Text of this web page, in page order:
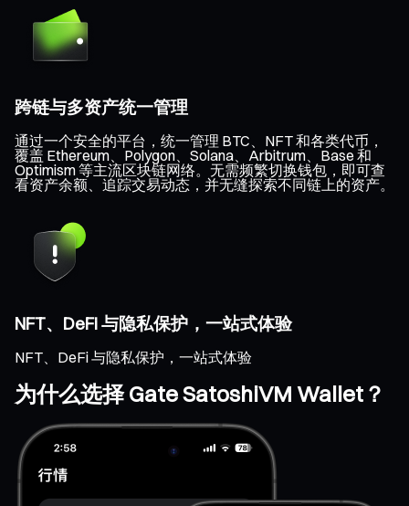
跨链与多资产统一管理
通过一个安全的平台，统一管理 BTC、NFT 和各类代币，
覆盖 Ethereum、Polygon、Solana、Arbitrum、Base 和
Optimism 等主流区块链网络。无需频繁切换钱包，即可查
看资产余额、追踪交易动态，并无缝探索不同链上的资产。
NFT、DeFi 与隐私保护，一站式体验
NFT、DeFi 与隐私保护，一站式体验
为什么选择 Gate SatoshiVM Wallet？